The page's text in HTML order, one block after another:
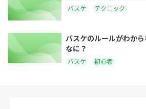
バスケ テクニック
バスケのルールがわか
なに？
バスケ 初心者